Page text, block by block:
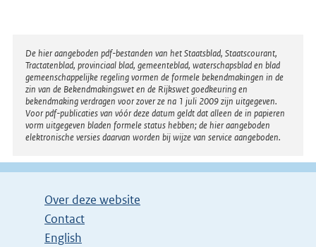
Disclaimer
De hier aangeboden pdf-bestanden van het Staatsblad, Staatscourant,
Tractatenblad, provinciaal blad, gemeenteblad, waterschapsblad en blad
gemeenschappelijke regeling vormen de formele bekendmakingen in de
zin van de Bekendmakingswet en de Rijkswet goedkeuring en
bekendmaking verdragen voor zover ze na 1 juli 2009 zijn uitgegeven.
Voor pdf-publicaties van vóór deze datum geldt dat alleen de in papieren
vorm uitgegeven bladen formele status hebben; de hier aangeboden
elektronische versies daarvan worden bij wijze van service aangeboden.
Over deze website
Contact
English